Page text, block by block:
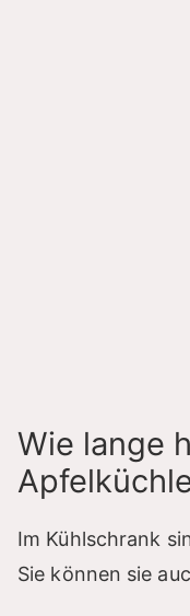
Wie lange
Im Kühlschrank
Sie können sie